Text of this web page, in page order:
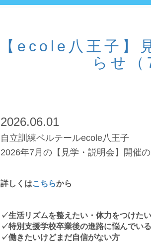
【ecole八王子】
らせ
2026.06.01
自立訓練ベルテールecole八王子
2026年7月の【見学・説明会】開催
詳しくはこちらから
✓生活リズムを整えたい・体力をつけたい
✓特別支援学校卒業後の進路に悩んでい
✓働きたいけどまだ自信がない方